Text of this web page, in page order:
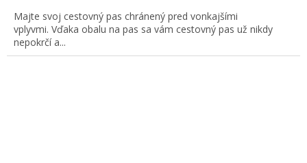
Majte svoj cestovný pas chránený pred vonkajšími
vplyvmi. Vďaka obalu na pas sa vám cestovný pas už nikdy
nepokrčí a...